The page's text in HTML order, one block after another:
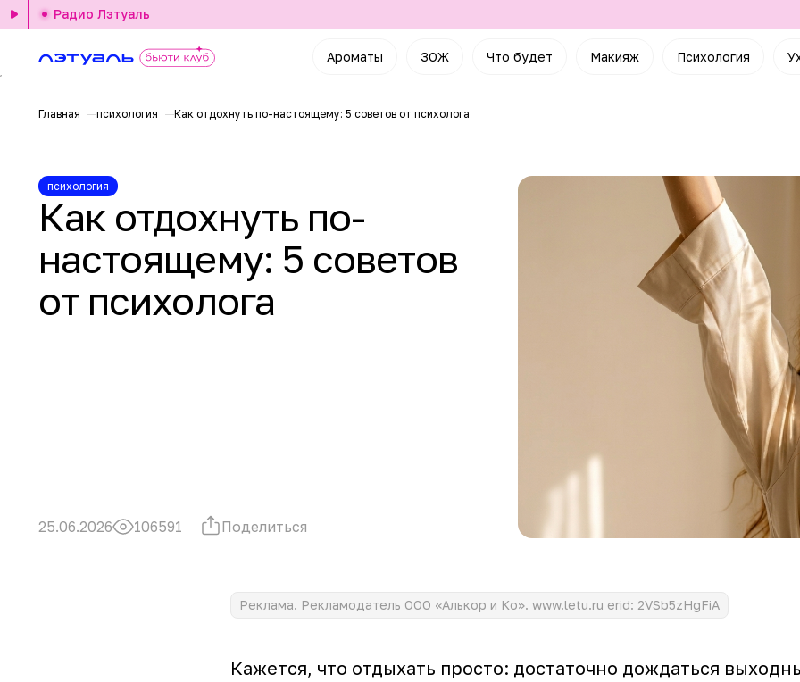
Ароматы ЗОЖ Что будет Макияж Психология
Радио Лэтуаль
Главная психология Как отдохнуть по-настоящему: 5 советов от психолога
психология
Как отдохнуть по-
настоящему: 5 советов
от психолога
25.06.2026 106591 Поделиться
Реклама. Рекламодатель ООО «Алькор и Ко». www.letu.ru erid: 2VSb5zHgFiA
Кажется, что отдыхать просто: достаточно дождаться